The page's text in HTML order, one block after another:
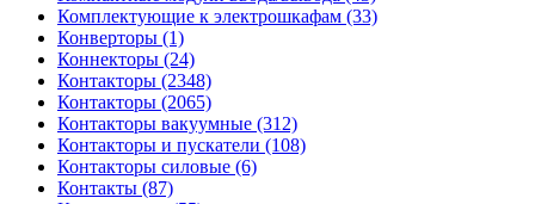
Комплектующие к электрошкафам (33)
Конверторы (1)
Коннекторы (24)
Контакторы (2348)
Контакторы (2065)
Контакторы вакуумные (312)
Контакторы и пускатели (108)
Контакторы силовые (6)
Контакты (87)